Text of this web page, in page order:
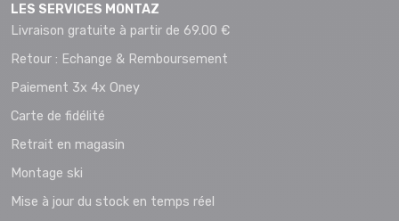
LES SERVICES MONTAZ
Livraison gratuite à partir de 69.00 €
Retour : Echange & Remboursement
Paiement 3x 4x Oney
Carte de fidélité
Retrait en magasin
Montage ski
Mise à jour du stock en temps réel